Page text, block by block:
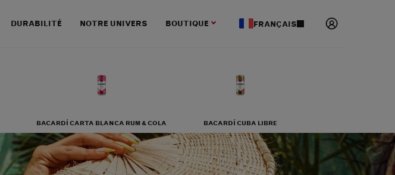
DURABILITÉ NOTRE UNIVERS BOUTIQUE FRANÇAIS
BACARDÍ CARTA BLANCA RUM & COLA BACARDÍ CUBA LIBRE